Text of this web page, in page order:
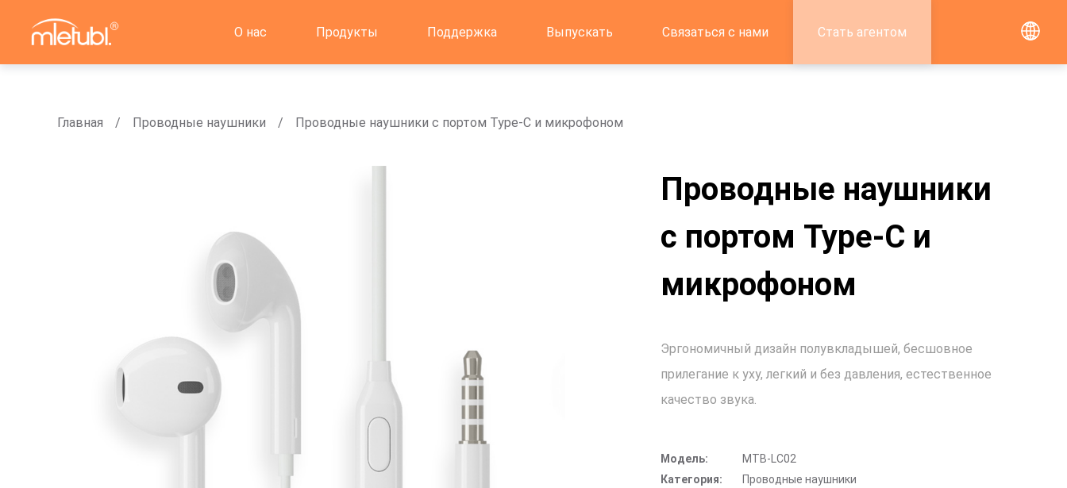
О нас Продукты Поддержка Выпускать Связаться с нами Стать агентом
Главная Проводные наушники Проводные наушники с портом Type-C и микрофоном
Проводные наушники
с портом Type-C и
микрофоном
Эргономичный дизайн полувкладышей, бесшовное
прилегание к уху, легкий и без давления, естественное
качество звука.
Модель:
MTB-LC02
Категория:
Проводные наушники